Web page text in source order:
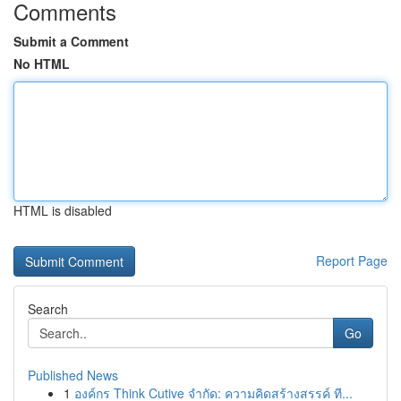
Comments
Submit a Comment
No HTML
HTML is disabled
Report Page
Search
Go
Published News
1 องค์กร Think Cutive จำกัด: ความคิดสร้างสรรค์ ที...